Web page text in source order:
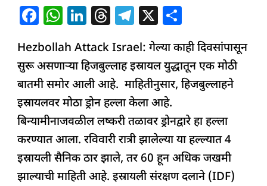
F
c
e
b
o
o
k
W
at
s
A
p
p
Li
k
e
dI
n
T
re
a
d
s
T
e
g
ra
m
X
h
ar
e
Hezbollah Attack Israel: गेल्या काही दिवसांपासून
सुरू असणाऱ्या हिजबुल्लाह इस्रायल युद्धातून एक मोठी
बातमी समोर आली आहे. माहितीनुसार, हिजबुल्लाहने
इस्रायलवर मोठा ड्रोन हल्ला केला आहे.
बिन्यामीनाजवळील लष्करी तळावर ड्रोनद्वारे हा हल्ला
करण्यात आला. रविवारी रात्री झालेल्या या हल्ल्यात 4
इस्रायली सैनिक ठार झाले, तर 60 हून अधिक जखमी
झाल्याची माहिती आहे. इस्रायली संरक्षण दलाने (IDF)